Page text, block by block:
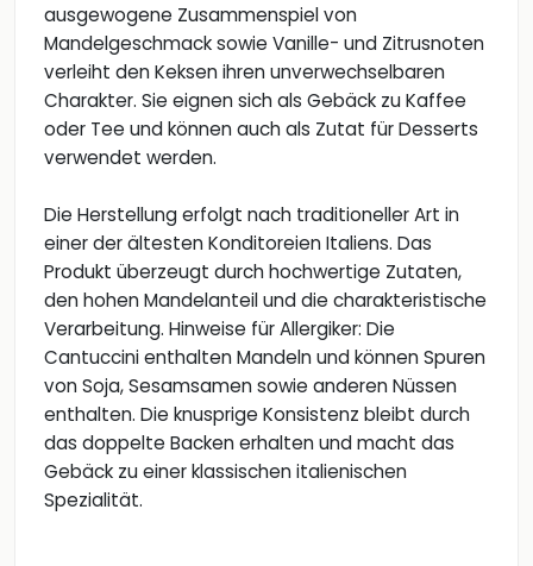
ausgewogene Zusammenspiel von
Mandelgeschmack sowie Vanille- und Zitrusnoten
verleiht den Keksen ihren unverwechselbaren
Charakter. Sie eignen sich als Gebäck zu Kaffee
oder Tee und können auch als Zutat für Desserts
verwendet werden.
Die Herstellung erfolgt nach traditioneller Art in
einer der ältesten Konditoreien Italiens. Das
Produkt überzeugt durch hochwertige Zutaten,
den hohen Mandelanteil und die charakteristische
Verarbeitung. Hinweise für Allergiker: Die
Cantuccini enthalten Mandeln und können Spuren
von Soja, Sesamsamen sowie anderen Nüssen
enthalten. Die knusprige Konsistenz bleibt durch
das doppelte Backen erhalten und macht das
Gebäck zu einer klassischen italienischen
Spezialität.